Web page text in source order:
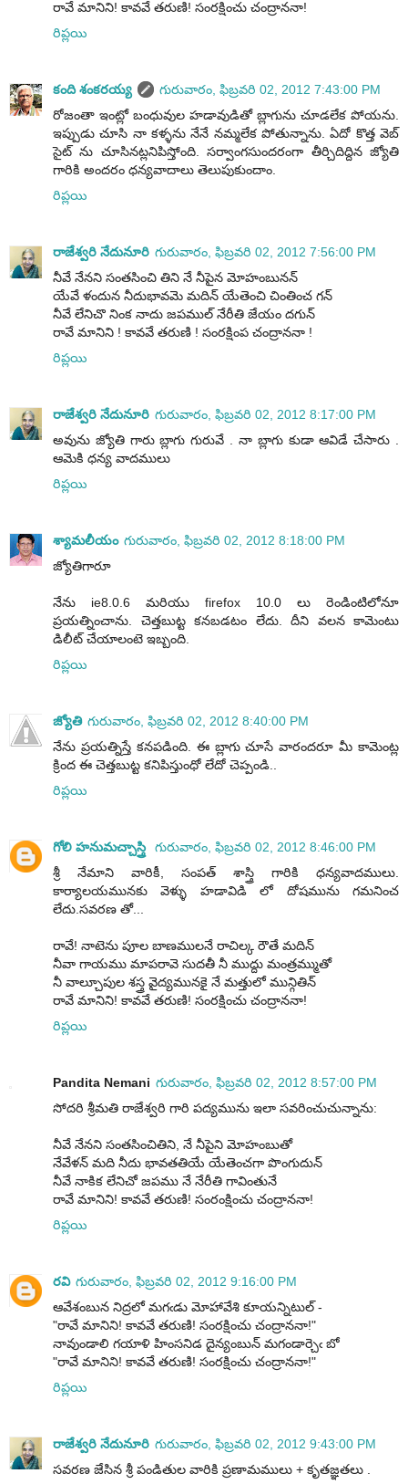
రావే మానిని! కావవే తరుణి! సంరక్షించు చంద్రాననా!
రిప్లయి
కంది శంకరయ్య
గురువారం, ఫిబ్రవరి 02, 2012 7:43:00 PM
రోజంతా ఇంట్లో బంధువుల హడావుడితో బ్లాగును చూడలేక పోయను.
ఇప్పుడు చూసి నా కళ్ళను నేనే నమ్మలేక పోతున్నాను. ఏదో కొత్త వెబ్
సైట్ ను చూసినట్లనిపిస్తోంది. సర్వాంగసుందరంగా తీర్చిదిద్దిన జ్యోతి
గారికి అందరం ధన్యవాదాలు తెలుపుకుందాం.
రిప్లయి
రాజేశ్వరి నేదునూరి గురువారం, ఫిబ్రవరి 02, 2012 7:56:00 PM
నీవే నేనని సంతసించి తిని నే నీపైన మోహంబునన్
యేవే ళందున నీదుభావమె మదిన్ యేతెంచి చింతించ గన్
నీవే లేనిచొ నింక నాదు జపముల్ నేరీతి జేయం దగున్
రావే మానిని ! కావవే తరుణి ! సంరక్షింప చంద్రాననా !
రిప్లయి
రాజేశ్వరి నేదునూరి గురువారం, ఫిబ్రవరి 02, 2012 8:17:00 PM
అవును జ్యోతి గారు బ్లాగు గురువే . నా బ్లాగు కుడా ఆవిడే చేసారు .
ఆమెకి ధన్య వాదములు
రిప్లయి
శ్యామలీయం గురువారం, ఫిబ్రవరి 02, 2012 8:18:00 PM
జ్యోతిగారూ
నేను ie8.0.6 మరియు firefox 10.0 లు రెండింటిలోనూ
ప్రయత్నించాను. చెత్తబుట్ట కనబడటం లేదు. దీని వలన కామెంటు
డిలీట్ చేయాలంటె ఇబ్బంది.
రిప్లయి
జ్యోతి గురువారం, ఫిబ్రవరి 02, 2012 8:40:00 PM
నేను ప్రయత్నిస్తే కనపడింది. ఈ బ్లాగు చూసే వారందరూ మీ కామెంట్ల
క్రింద ఈ చెత్తబుట్ట కనిపిస్తుంధో లేదో చెప్పండి..
రిప్లయి
గోలి హనుమచ్చాస్త్రి గురువారం, ఫిబ్రవరి 02, 2012 8:46:00 PM
శ్రీ నేమాని వారికీ, సంపత్ శాస్త్రి గారికి ధన్యవాదములు.
కార్యాలయమునకు వెళ్ళు హడావిడి లో దోషమును గమనించ
లేదు.సవరణ తో...
రావే! నాటెను పూల బాణములనే రాచిల్క రౌతే మదిన్
నీవా గాయము మాపరావె సుదతీ నీ ముద్దు మంత్రమ్ముతో
నీ వాల్చూపుల శస్త్ర వైద్యమునకై నే మత్తులో మున్గితిన్
రావే మానిని! కావవే తరుణి! సంరక్షించు చంద్రాననా!
రిప్లయి
Pandita Nemani గురువారం, ఫిబ్రవరి 02, 2012 8:57:00 PM
సోదరి శ్రీమతి రాజేశ్వరి గారి పద్యమును ఇలా సవరించుచున్నాను:
నీవే నేనని సంతసించితిని, నే నీపైని మోహంబుతో
నేవేళన్ మది నీదు భావతతియే యేతెంచగా పొంగుదున్
నీవే నాకిక లేనిచో జపము నే నేరీతి గావింతునే
రావే మానిని! కావవే తరుణి! సంరంక్షించు చంద్రాననా!
రిప్లయి
రవి గురువారం, ఫిబ్రవరి 02, 2012 9:16:00 PM
ఆవేశంబున నిద్రలో మగఁడు మోహావేశి కూయన్నిటుల్ -
"రావే మానిని! కావవే తరుణి! సంరక్షించు చంద్రాననా!"
నావుండాలి గయాళి హింసనిడ దైన్యంబున్ మగండార్చెఁ బో
"రావే మానిని! కావవే తరుణి! సంరక్షించు చంద్రాననా!"
రిప్లయి
రాజేశ్వరి నేదునూరి గురువారం, ఫిబ్రవరి 02, 2012 9:43:00 PM
సవరణ జేసిన శ్రీ పండితుల వారికి ప్రణామములు + కృతజ్ఞతలు .